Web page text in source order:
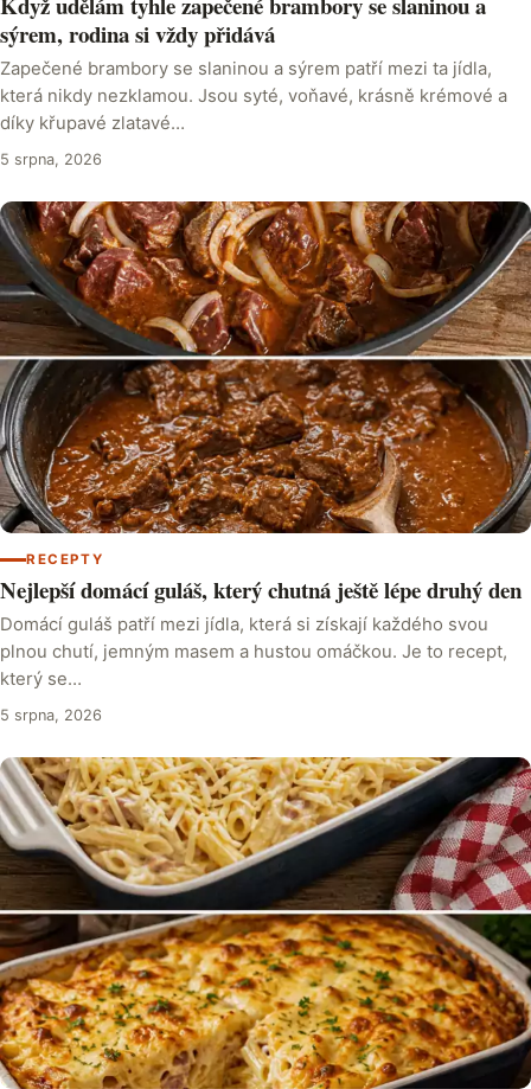
sýrem, rodina si vždy přidává
Zapečené brambory se slaninou a sýrem patří mezi ta jídla,
která nikdy nezklamou. Jsou syté, voňavé, krásně krémové a
díky křupavé zlatavé…
5 srpna, 2026
RECEPTY
Nejlepší domácí guláš, který chutná ještě lépe druhý den
Domácí guláš patří mezi jídla, která si získají každého svou
plnou chutí, jemným masem a hustou omáčkou. Je to recept,
který se…
5 srpna, 2026